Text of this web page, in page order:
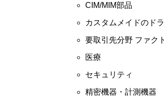
CIM/MIM部品
カスタムメイドのド
要取引先分野 ファク
医療
セキュリティ
精密機器・計測機器